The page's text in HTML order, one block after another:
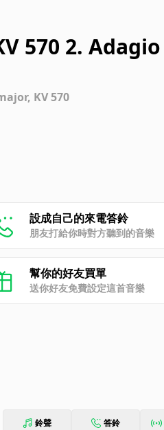
570 2. Adagio
KV 570
設成自己的來電答鈴
朋友打給你時對方聽到的音樂
幫你的好友買單
送你好友免費設定這首音樂
鈴聲 答鈴